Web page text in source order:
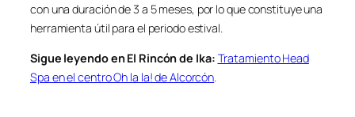
con una duración de 3 a 5 meses, por lo que constituye una
herramienta útil para el periodo estival.
Sigue leyendo en El Rincón de Ika: Tratamiento Head
Spa en el centro Oh la la! de Alcorcón.